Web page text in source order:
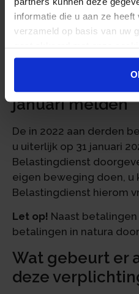
informatie die u aan ze
verzameld op basis van uw
gaat akkoord met onze
gebruiken.
Belastingdienst
aangeleverd en kan via
u naar de site van de
Uitbetalingen in
januari melden
De in 2022 aan derden
u uiterlijk op 31 januari
Belastingdienst
eigen beweging doen,
Belastingdienst hierom
Let op! Naast
betalingen in natura
Wat gebeurt er
deze